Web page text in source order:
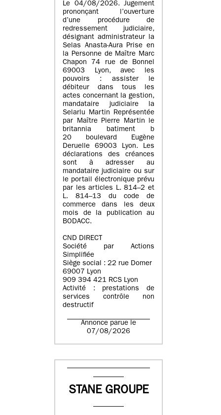
Le 04/08/2026. Jugement
prononçant l’ouverture
d’une procédure de
redressement judiciaire,
désignant administrateur la
Selas Anasta-Aura Prise en
la Personne de Maître Marc
Chapon 74 rue de Bonnel
69003 Lyon, avec les
pouvoirs : assister le
débiteur dans tous les
actes concernant la gestion,
mandataire judiciaire la
Selarlu Martin Représentée
par Maître Pierre Martin le
britannia batiment b
20 boulevard Eugène
Deruelle 69003 Lyon. Les
déclarations des créances
sont à adresser au
mandataire judiciaire ou sur
le portail électronique prévu
par les articles L. 814–2 et
L. 814–13 du code de
commerce dans les deux
mois de la publication au
BODACC.
CND DIRECT
Société par Actions
Simplifiée
Siège social : 22 rue Domer
69007 Lyon
909 394 421 RCS Lyon
Activité : prestations de
services contrôle non
destructif
Annonce parue le
07/08/2026
STANE GROUPE